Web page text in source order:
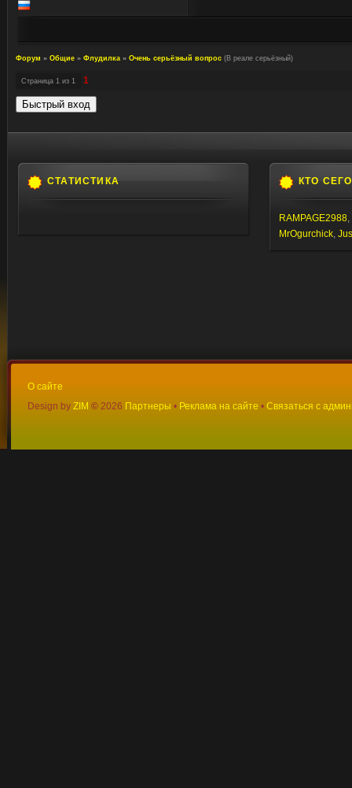
Форум » Общие » Флудилка » Очень серьёзный вопрос (В реале серьёзный)
Страница 1 из 1 1
СТАТИСТИКА КТО
RAMPAGE2988,
MrOgurchick,
О сайте
Design by ZIM © 2026 Партнеры • Реклама на сайте • Связаться с